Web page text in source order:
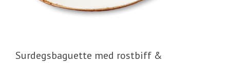
Surdegsbaguette med rostbiff &